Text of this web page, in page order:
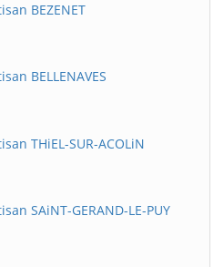
BEZENET
BELLENAVES
THiEL-SUR-ACOLiN
SAiNT-GERAND-LE-PUY